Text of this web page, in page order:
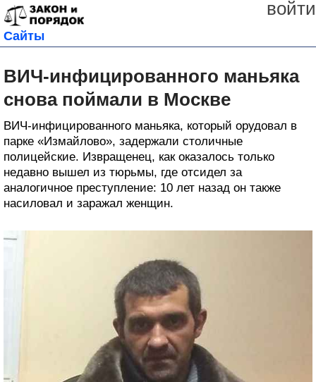
войти
Сайты
ВИЧ-инфицированного маньяка
снова поймали в Москве
ВИЧ-инфицированного маньяка, который орудовал в
парке «Измайлово», задержали столичные
полицейские. Извращенец, как оказалось только
недавно вышел из тюрьмы, где отсидел за
аналогичное преступление: 10 лет назад он также
насиловал и заражал женщин.